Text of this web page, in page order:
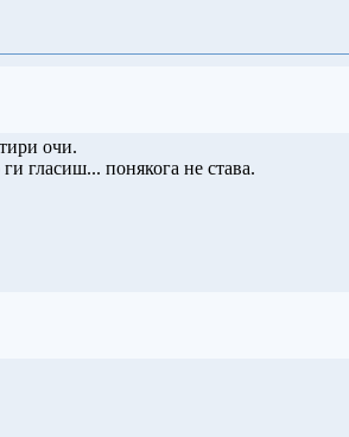
очи.
гласиш... понякога не става.